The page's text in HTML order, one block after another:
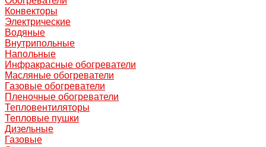
Конвекторы
Электрические
Водяные
Внутрипольные
Напольные
Инфракрасные обогреватели
Масляные обогреватели
Газовые обогреватели
Пленочные обогреватели
Тепловентиляторы
Тепловые пушки
Дизельные
Газовые